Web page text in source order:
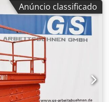
Anúncio classificado